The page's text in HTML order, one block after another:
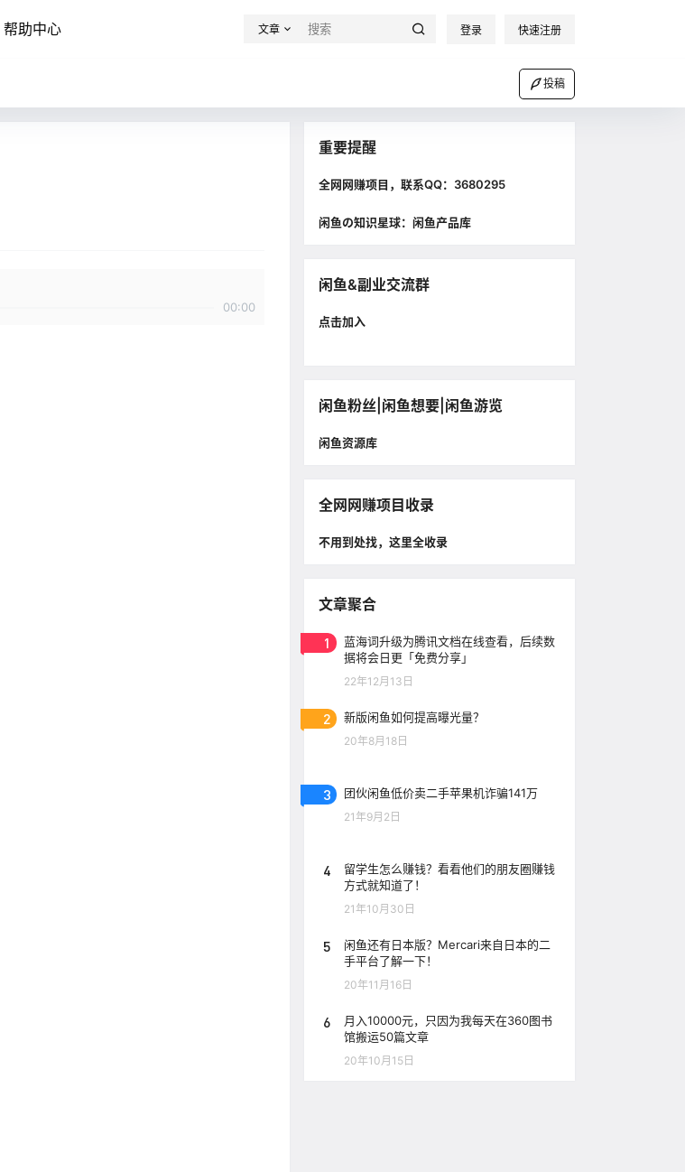
帮助中心 文章 登录 快速注册
投稿
00:00
重要提醒
全网网赚项目，联系QQ：3680295
闲鱼の知识星球：闲鱼产品库
闲鱼&副业交流群
点击加入
闲鱼粉丝|闲鱼想要|闲鱼游览
闲鱼资源库
全网网赚项目收录
不用到处找，这里全收录
文章聚合
1
蓝海词升级为腾讯文档在线查看，后续数
据将会日更「免费分享」
22年12月13日
2 新版闲鱼如何提高曝光量？
20年8月18日
3 团伙闲鱼低价卖二手苹果机诈骗141万
21年9月2日
4
留学生怎么赚钱？看看他们的朋友圈赚钱
方式就知道了！
21年10月30日
5
闲鱼还有日本版？Mercari来自日本的二
手平台了解一下！
20年11月16日
6
月入10000元，只因为我每天在360图书
馆搬运50篇文章
20年10月15日